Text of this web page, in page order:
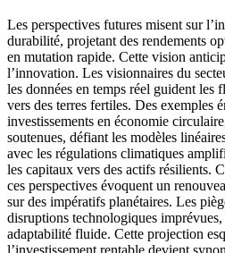
Les perspectives futures misent sur
durabilité, projetant des rendements
en mutation rapide. Cette vision
l’innovation. Les visionnaires du
les données en temps réel guident les
vers des terres fertiles. Des exemples
investissements en économie
soutenues, défiant les modèles
avec les régulations climatiques
les capitaux vers des actifs résilients.
ces perspectives évoquent un
sur des impératifs planétaires. Les
disruptions technologiques
adaptabilité fluide. Cette projection